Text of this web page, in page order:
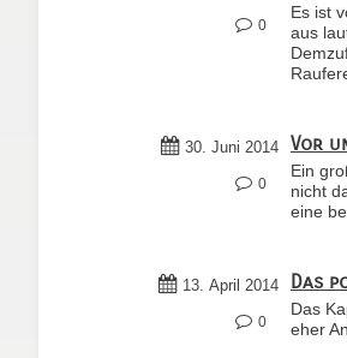
0
Es ist
aus
30. Juni 2014
0
Vor
Ein
nicht
eine
13. April 2014
0
Das
Das
eher